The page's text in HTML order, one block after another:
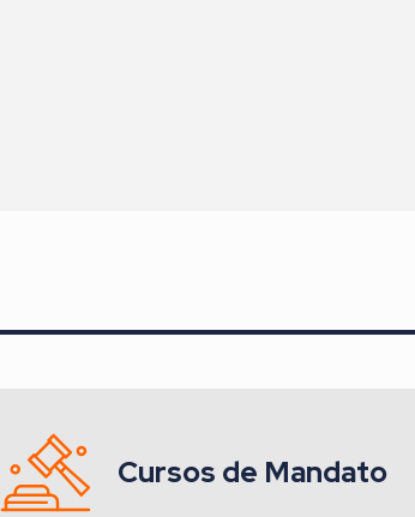
Cursos de Mandato